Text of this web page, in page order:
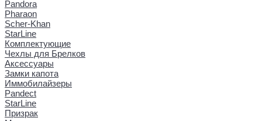
Pandora
Pharaon
Scher-Khan
StarLine
Комплектующие
Чехлы для Брелков
Аксессуары
Замки капота
Иммобилайзеры
Pandect
StarLine
Призрак